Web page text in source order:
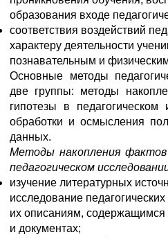
образования входе
соответствия воздействий
характеру деятельности
познавательным и
Основные методы
две группы: методы
гипотезы в
обработки и осмысления
данных.
Методы накопления
педагогическом
изучение литературных
исследование
их описаниям, содержащимся
и документах;